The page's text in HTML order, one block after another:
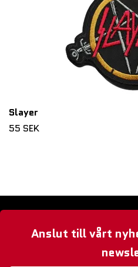
Slayer
55 SEK
Anslut till vårt